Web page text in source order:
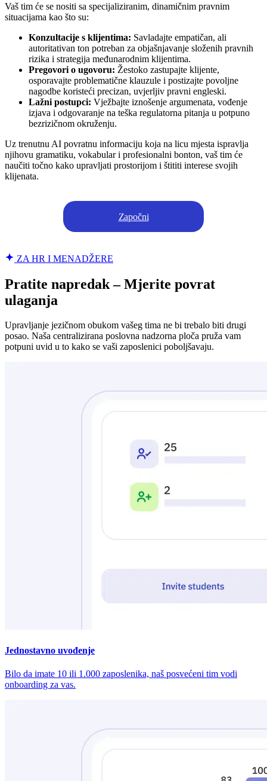
Vaš tim će se nositi sa specijaliziranim, dinamičnim pravnim
situacijama kao što su:
Konzultacije s klijentima: Savladajte empatičan, ali
autoritativan ton potreban za objašnjavanje složenih pravnih
rizika i strategija međunarodnim klijentima.
Pregovori o ugovoru: Žestoko zastupajte klijente,
osporavajte problematične klauzule i postizajte povoljne
nagodbe koristeći precizan, uvjerljiv pravni engleski.
Lažni postupci: Vježbajte iznošenje argumenata, vođenje
izjava i odgovaranje na teška regulatorna pitanja u potpuno
bezrizičnom okruženju.
Uz trenutnu AI povratnu informaciju koja na licu mjesta ispravlja
njihovu gramatiku, vokabular i profesionalni bonton, vaš tim će
naučiti točno kako upravljati prostorijom i štititi interese svojih
klijenata.
Započni
ZA HR I MENADŽERE
Pratite napredak – Mjerite povrat
ulaganja
Upravljanje jezičnom obukom vašeg tima ne bi trebalo biti drugi
posao. Naša centralizirana poslovna nadzorna ploča pruža vam
potpuni uvid u to kako se vaši zaposlenici poboljšavaju.
Jednostavno uvođenje
Bilo da imate 10 ili 1.000 zaposlenika, naš posvećeni tim vodi
onboarding za vas.